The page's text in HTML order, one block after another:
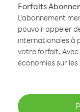
Forfaits
L'abonnement
pouvoir appeler
internationales à
votre forfait. Avec
économies sur